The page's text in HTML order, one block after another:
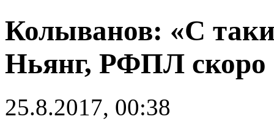
Колыванов: «С
Ньянг, РФПЛ скоро
25.8.2017, 00:38